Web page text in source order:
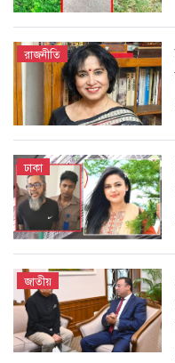
রাজনীতি
ঢাকা
জাতীয়